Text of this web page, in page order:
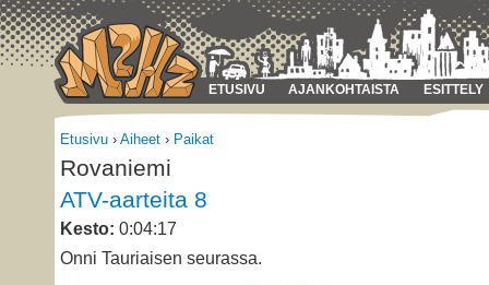
ETUSIVU AJANKOHTAISTA ESITTELY
Etusivu › Aiheet › Paikat
Rovaniemi
ATV-aarteita 8
Kesto: 0:04:17
Onni Tauriaisen seurassa.